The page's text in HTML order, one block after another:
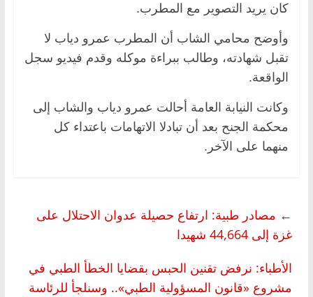
كان يريد التصوير مع المطرب.
وأوضح محامي الشاب أن المطرب عمرو دياب لا
تقبل شهادته، وطالب ببراءة موكله وقدم فيديو سجل
الواقعة.
وكانت النيابة العامة أحالت عمرو دياب والشاب إلى
محكمة الجنح بعد أن تبادلا الاتهامات باعتداء كل
منهما على الآخر.
← مصادر طبية: ارتفاع حصيلة عدوان الاحتلال على
غزة إلى 44,664 شهيدا
الأطباء: نرفض تقنين الحبس بقضايا الخطأ الطبي في
مشروع «قانون المسؤولية الطبي».. وسنلجأ للرئاسة